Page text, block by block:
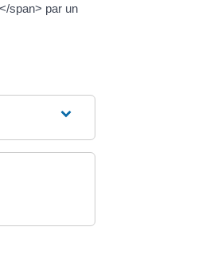
span> par un